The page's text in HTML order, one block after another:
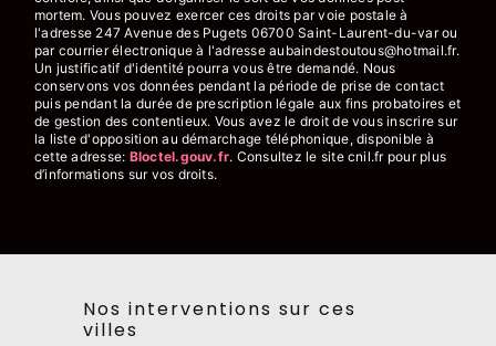
mortem. Vous pouvez exercer ces droits par voie postale à
l'adresse 247 Avenue des Pugets 06700 Saint-Laurent-du-var ou
par courrier électronique à l'adresse aubaindestoutous@hotmail.fr.
Un justificatif d'identité pourra vous être demandé. Nous
conservons vos données pendant la période de prise de contact
puis pendant la durée de prescription légale aux fins probatoires et
de gestion des contentieux. Vous avez le droit de vous inscrire sur
la liste d'opposition au démarchage téléphonique, disponible à
cette adresse: Bloctel.gouv.fr. Consultez le site cnil.fr pour plus
d’informations sur vos droits.
Nos interventions sur ces
villes